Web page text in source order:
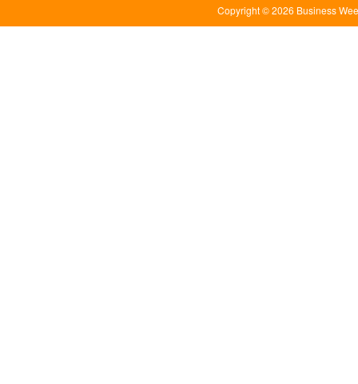
Copyright © 2026 Business